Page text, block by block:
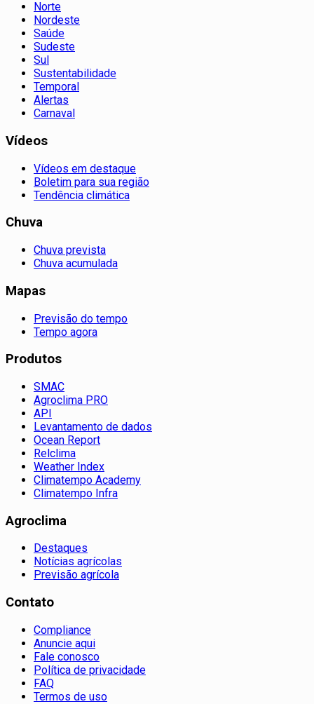
Norte
Nordeste
Saúde
Sudeste
Sul
Sustentabilidade
Temporal
Alertas
Carnaval
Vídeos
Vídeos em destaque
Boletim para sua região
Tendência climática
Chuva
Chuva prevista
Chuva acumulada
Mapas
Previsão do tempo
Tempo agora
Produtos
SMAC
Agroclima PRO
API
Levantamento de dados
Ocean Report
Relclima
Weather Index
Climatempo Academy
Climatempo Infra
Agroclima
Destaques
Notícias agrícolas
Previsão agrícola
Contato
Compliance
Anuncie aqui
Fale conosco
Política de privacidade
FAQ
Termos de uso